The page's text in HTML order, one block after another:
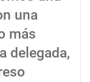
una
más
delegada,